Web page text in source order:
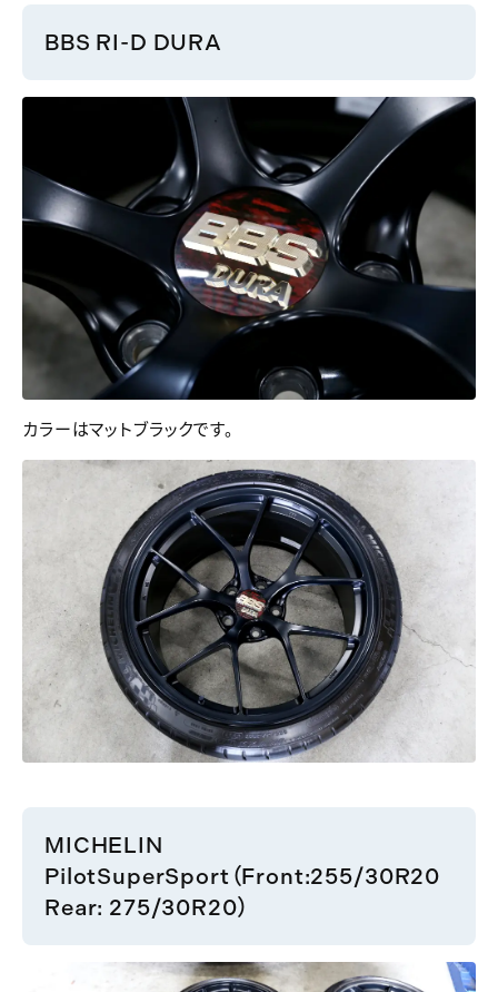
BBS RI-D DURA
カラーはマットブラックです。
MICHELIN
PilotSuperSport（Front:255/30R20
Rear: 275/30R20）